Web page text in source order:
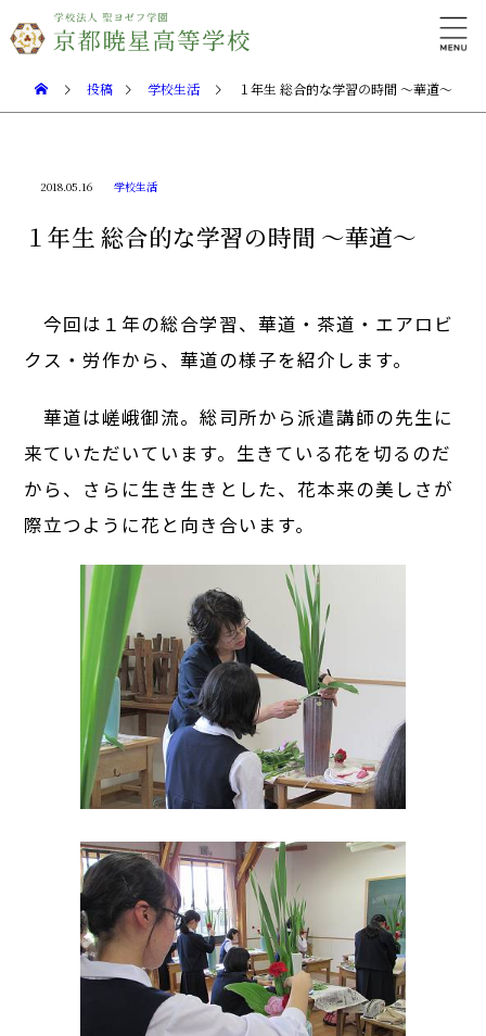
投稿 学校生活 １年生 総合的な学習の時間 ～華道～
2018.05.16 学校生活
１年生 総合的な学習の時間 ～華道～
今回は１年の総合学習、華道・茶道・エアロビ
クス・労作から、華道の様子を紹介します。
華道は嵯峨御流。総司所から派遣講師の先生に
来ていただいています。生きている花を切るのだ
から、さらに生き生きとした、花本来の美しさが
際立つように花と向き合います。